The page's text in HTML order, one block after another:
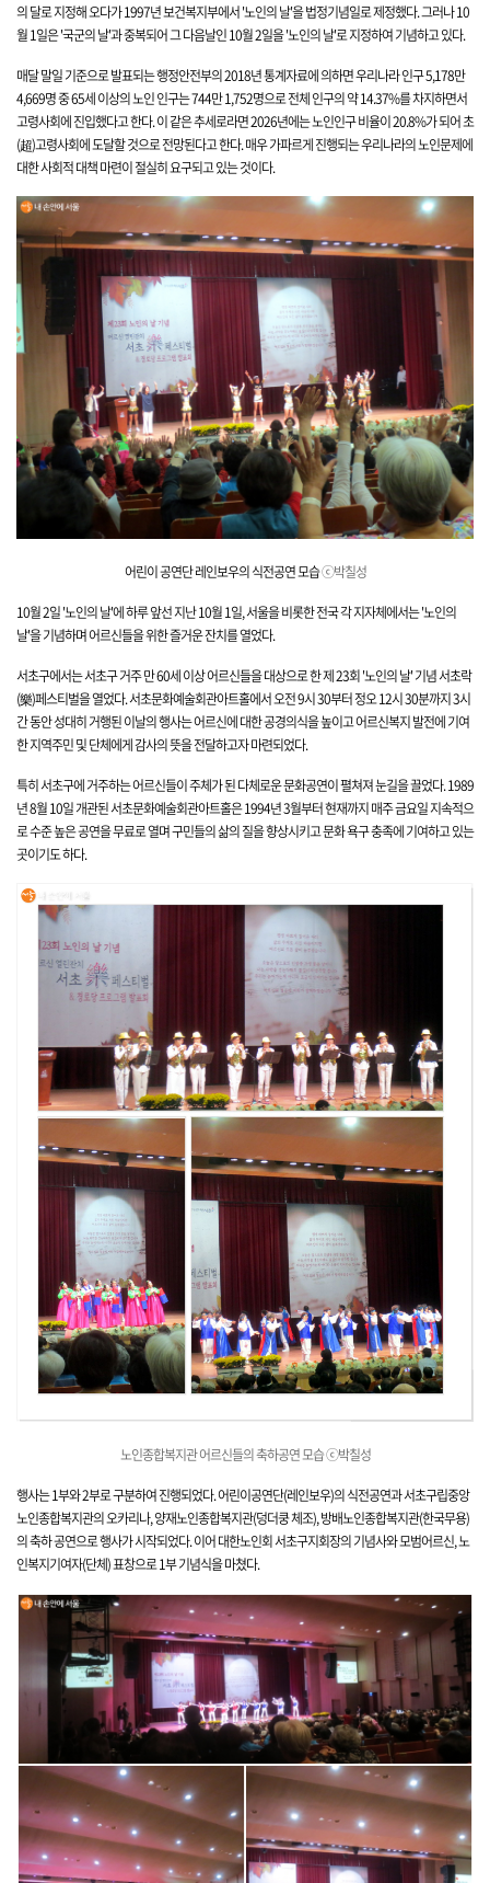
의 달로 지정해 오다가 1997년 보건복지부에서 '노인의 날'을 법정기념일로 제정했다. 그러나 10
월 1일은 '국군의 날'과 중복되어 그 다음날인 10월 2일을 '노인의 날'로 지정하여 기념하고 있다.
매달 말일 기준으로 발표되는 행정안전부의 2018년 통계자료에 의하면 우리나라 인구 5,178만
4,669명 중 65세 이상의 노인 인구는 744만 1,752명으로 전체 인구의 약 14.37%를 차지하면서
고령사회에 진입했다고 한다. 이 같은 추세로라면 2026년에는 노인인구 비율이 20.8%가 되어 초
(超)고령사회에 도달할 것으로 전망된다고 한다. 매우 가파르게 진행되는 우리나라의 노인문제에
대한 사회적 대책 마련이 절실히 요구되고 있는 것이다.
어린이 공연단 레인보우의 식전공연모습ⓒ박칠성
10월 2일 '노인의 날'에 하루 앞선 지난 10월 1일, 서울을 비롯한 전국 각 지자체에서는 '노인의
날'을 기념하며 어르신들을 위한 즐거운 잔치를 열었다.
서초구에서는 서초구 거주 만 60세 이상 어르신들을 대상으로 한 제 23회 '노인의 날' 기념서초락
(樂)페스티벌을 열었다. 서초문화예술회관아트홀에서 오전 9시 30부터 정오 12시 30분까지 3시
간 동안 성대히 거행된 이날의 행사는 어르신에 대한 공경의식을 높이고 어르신복지 발전에 기여
한 지역주민 및 단체에게 감사의 뜻을 전달하고자 마련되었다.
특히 서초구에 거주하는 어르신들이 주체가 된 다체로운 문화공연이 펼쳐져 눈길을 끌었다. 1989
년 8월 10일 개관된 서초문화예술회관아트홀은 1994년 3월부터 현재까지 매주 금요일 지속적으
로 수준 높은 공연을 무료로 열며 구민들의 삶의 질을 향상시키고 문화 욕구 충족에 기여하고 있는
곳이기도 하다.
노인종합복지관 어르신들의 축하공연 모습 ⓒ박칠성
행사는 1부와 2부로 구분하여 진행되었다. 어린이공연단(레인보우)의 식전공연과 서초구립중앙
노인종합복지관의 오카리나, 양재노인종합복지관(덩더쿵 체조), 방배노인종합복지관(한국무용)
의 축하 공연으로 행사가 시작되었다. 이어 대한노인회 서초구지회장의 기념사와 모범어르신, 노
인복지기여자(단체) 표창으로 1부 기념식을 마쳤다.